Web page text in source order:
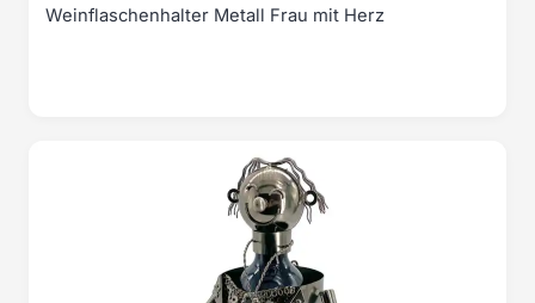
Weinflaschenhalter Metall Frau mit Herz